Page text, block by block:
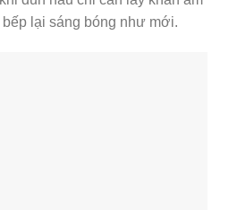
lại sáng bóng như mới.